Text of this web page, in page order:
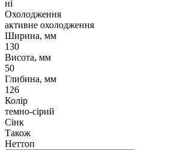
ні
Охолодження
активне охолодження
Ширина, мм
130
Висота, мм
50
Глибина, мм
126
Колір
темно-сірий
Сінк
Також
Неттоп